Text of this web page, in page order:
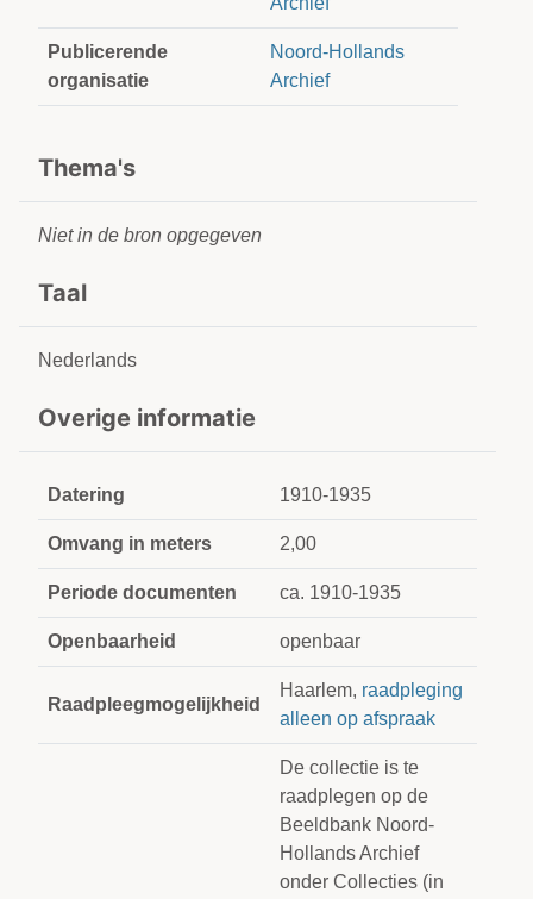
Publicerende
organisatie
Noord-Hollands
Archief
Thema's
Niet in de bron opgegeven
Taal
Nederlands
Overige informatie
Datering 1910-1935
Omvang in meters 2,00
Periode documenten ca. 1910-1935
Openbaarheid openbaar
Raadpleegmogelijkheid
Haarlem, raadpleging
alleen op afspraak
De collectie is te
raadplegen op de
Beeldbank Noord-
Hollands Archief
onder Collecties (in